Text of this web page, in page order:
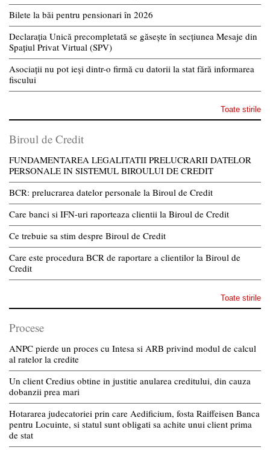
Bilete la băi pentru pensionari în 2026
Declarația Unică precompletată se găsește în secțiunea Mesaje din
Spațiul Privat Virtual (SPV)
Asociații nu pot ieși dintr-o firmă cu datorii la stat fără informarea
fiscului
Toate stirile
Biroul de Credit
FUNDAMENTAREA LEGALITATII PRELUCRARII DATELOR
PERSONALE IN SISTEMUL BIROULUI DE CREDIT
BCR: prelucrarea datelor personale la Biroul de Credit
Care banci si IFN-uri raporteaza clientii la Biroul de Credit
Ce trebuie sa stim despre Biroul de Credit
Care este procedura BCR de raportare a clientilor la Biroul de
Credit
Toate stirile
Procese
ANPC pierde un proces cu Intesa si ARB privind modul de calcul
al ratelor la credite
Un client Credius obtine in justitie anularea creditului, din cauza
dobanzii prea mari
Hotararea judecatoriei prin care Aedificium, fosta Raiffeisen Banca
pentru Locuinte, si statul sunt obligati sa achite unui client prima
de stat